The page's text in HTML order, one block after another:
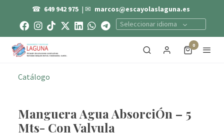
☎ 649 942 975 | ✉ marcos@escayolaslaguna.es
Seleccionar idioma
0
Catálogo
Manguera Agua AbsorciÓn – 5
Mts- Con Valvula